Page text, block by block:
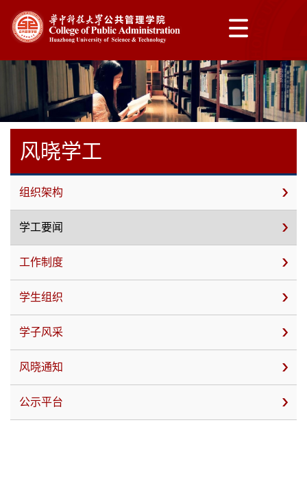
风晓学工
组织架构
学工要闻
工作制度
学生组织
学子风采
风晓通知
公示平台